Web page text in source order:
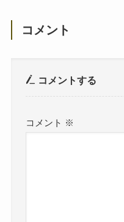
コメント
コメントする
コメント ※